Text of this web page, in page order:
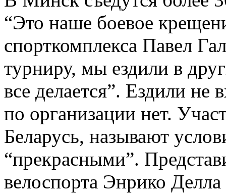
“Это наше боевое
спорткомплекса Павел
турниру, мы ездили в
все делается”. Ездили не
по организации нет.
Беларусь, называют
“прекрасными”.
велоспорта Энрико Делла